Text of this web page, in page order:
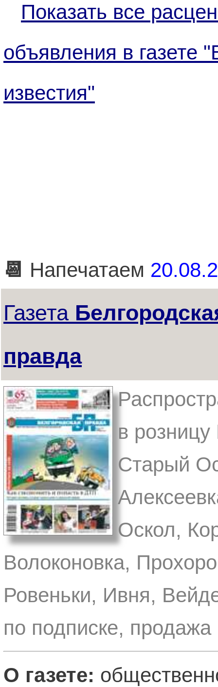
Показать все
объявления в газете
известия"
📆 Напечатаем
Газета
правда
в розницу
Старый
Оскол,
Волоконовка,
Ровеньки, Ивня,
по подписке, продажа
О газете: